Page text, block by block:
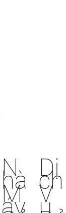
N
hà
M
áy
Dị
ch
V
ụ